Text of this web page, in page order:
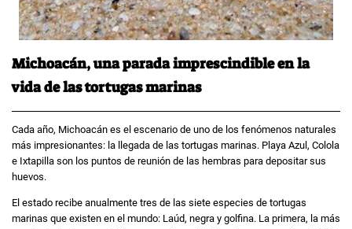
Michoacán, una parada imprescindible en la
vida de las tortugas marinas
Cada año, Michoacán es el escenario de uno de los fenómenos naturales
más impresionantes: la llegada de las tortugas marinas. Playa Azul, Colola
e Ixtapilla son los puntos de reunión de las hembras para depositar sus
huevos.
El estado recibe anualmente tres de las siete especies de tortugas
marinas que existen en el mundo: Laúd, negra y golfina. La primera, la más